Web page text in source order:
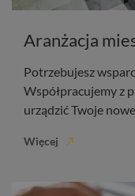
Aranżacja
Potrzebujesz
Współpracujemy z
urządzić Twoje
Więcej